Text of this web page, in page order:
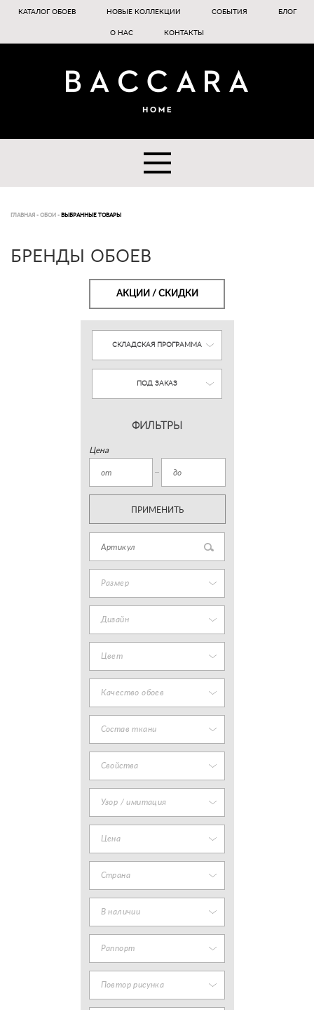
КАТАЛОГ ОБОЕВ НОВЫЕ КОЛЛЕКЦИИ СОБЫТИЯ БЛОГ
О НАС КОНТАКТЫ
ГЛАВНАЯ - ОБОИ - ВЫБРАННЫЕ ТОВАРЫ
БРЕНДЫ ОБОЕВ
АКЦИИ / СКИДКИ
СКЛАДСКАЯ ПРОГРАММА
ПОД ЗАКАЗ
ФИЛЬТРЫ
Цена
ПРИМЕНИТЬ
Размер
Дизайн
Цвет
Качество обоев
Состав ткани
Свойства
Узор / имитация
Цена
Страна
В наличии
Раппорт
Повтор рисунка